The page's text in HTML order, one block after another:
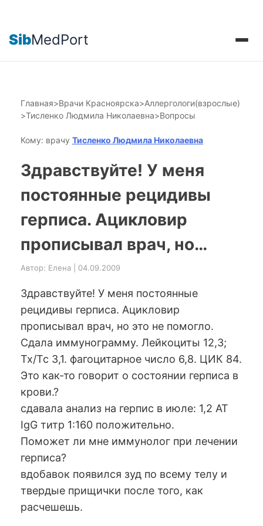
SibMedPort
Главная>Врачи Красноярска>Аллергологи(взрослые)
>Тисленко Людмила Николаевна>Вопросы
Кому: врачу Тисленко Людмила Николаевна
Здравствуйте! У меня
постоянные рецидивы
герписа. Ацикловир
прописывал врач, но…
Автор: Елена | 04.09.2009
Здравствуйте! У меня постоянные
рецидивы герписа. Ацикловир
прописывал врач, но это не помогло.
Сдала иммунограмму. Лейкоциты 12,3;
Тх/Тс 3,1. фагоцитарное число 6,8. ЦИК 84.
Это как-то говорит о состоянии герписа в
крови.?
сдавала анализ на герпис в июле: 1,2 АТ
IgG титр 1:160 положительно.
Поможет ли мне иммунолог при лечении
герписа?
вдобавок появился зуд по всему телу и
твердые прищички после того, как
расчешешь.